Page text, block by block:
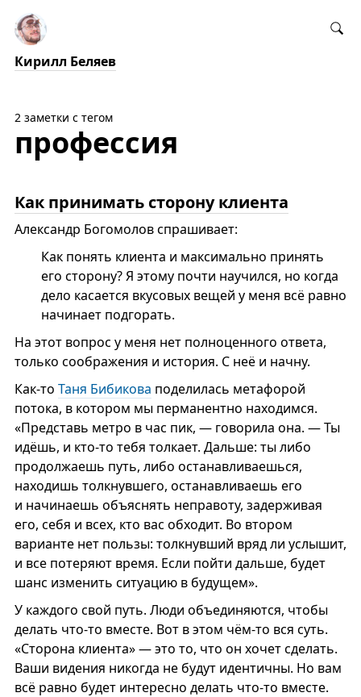
Кирилл Беляев
2 заметки с тегом
профессия
Как принимать сторону клиента
Александр Богомолов спрашивает:
Как понять клиента и максимально принять
его сторону? Я этому почти научился, но когда
дело касается вкусовых вещей у меня всё равно
начинает подгорать.
На этот вопрос у меня нет полноценного ответа,
только соображения и история. С неё и начну.
Как-то Таня Бибикова поделилась метафорой
потока, в котором мы перманентно находимся.
«Представь метро в час пик, — говорила она. — Ты
идёшь, и кто-то тебя толкает. Дальше: ты либо
продолжаешь путь, либо останавливаешься,
находишь толкнувшего, останавливаешь его
и начинаешь объяснять неправоту, задерживая
его, себя и всех, кто вас обходит. Во втором
варианте нет пользы: толкнувший вряд ли услышит,
и все потеряют время. Если пойти дальше, будет
шанс изменить ситуацию в будущем».
У каждого свой путь. Люди объединяются, чтобы
делать что-то вместе. Вот в этом чём-то вся суть.
«Сторона клиента» — это то, что он хочет сделать.
Ваши видения никогда не будут идентичны. Но вам
всё равно будет интересно делать что-то вместе.